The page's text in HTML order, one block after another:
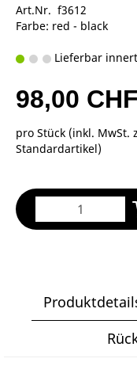
Art.Nr. f3612
Farbe: red - black
Lieferbar
98,00 CHF
pro Stück (inkl. MwSt.
Standardartikel)